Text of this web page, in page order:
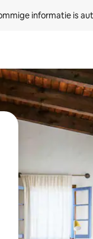
informatie is
met je de